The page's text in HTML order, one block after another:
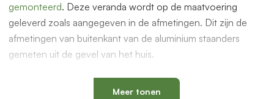
gemonteerd. Deze veranda wordt op de maatvoering
geleverd zoals aangegeven in de afmetingen. Dit zijn de
afmetingen van buitenkant van de aluminium staanders
gemeten uit de gevel van het huis.
De overkapping is ook geschikt voor glazen schuifwanden
om een prachtige serre te maken. Dit en andere accessoires
Meer tonen